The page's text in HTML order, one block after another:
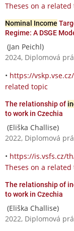
Theses on a related
Nominal Income
Regime: A DSGE
(Jan Peichl)
2024, Diplomová
• https://
related topic
The relationship of
to work in Czechia
(Eliška Challise)
2022, Diplomová
• https://is.vsfs.cz/
Theses on a related
The relationship of
to work in Czechia
(Eliška Challise)
2022, Diplomová